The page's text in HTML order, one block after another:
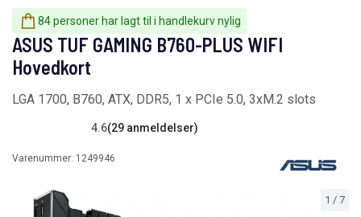
84 personer har lagt til i handlekurv nylig
1 / 7
ASUS TUF GAMING B760-PLUS WIFI
Hovedkort
LGA 1700, B760, ATX, DDR5, 1 x PCIe 5.0, 3xM.2 slots
4.6(29 anmeldelser)
Varenummer: 1249946